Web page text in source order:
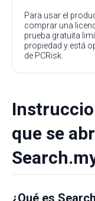
Para usar el
comprar una
prueba gratuita
propiedad y está
de PCRisk.
que se
¿Qué es